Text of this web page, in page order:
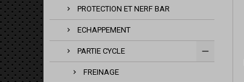
PROTECTION ET NERF BAR
ECHAPPEMENT
PARTIE CYCLE
FREINAGE